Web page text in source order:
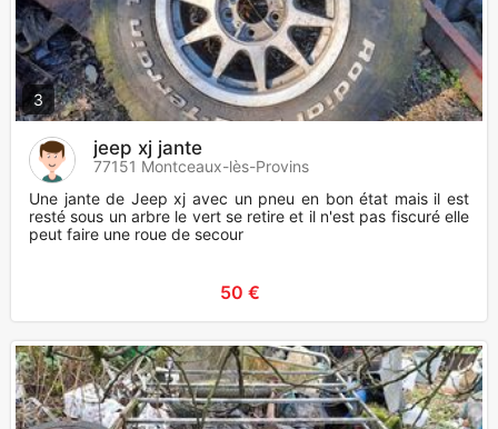
3
jeep xj jante
77151 Montceaux-lès-Provins
Une jante de Jeep xj avec un pneu en bon état mais il est
resté sous un arbre le vert se retire et il n'est pas fiscuré elle
peut faire une roue de secour
50 €